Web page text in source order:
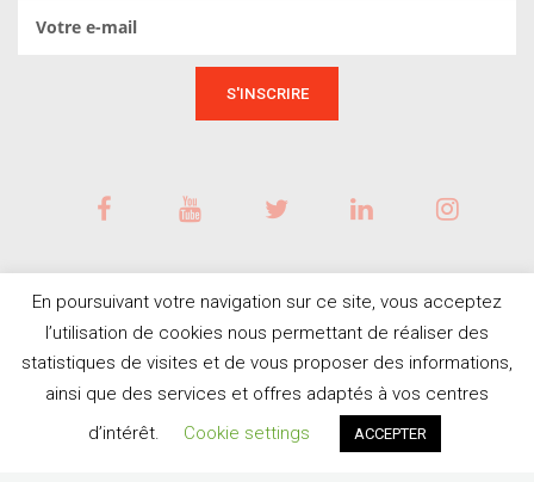
© Tous droits réservésBESOIN D'AIDE ?
En poursuivant votre navigation sur ce site, vous acceptez
l’utilisation de cookies nous permettant de réaliser des
statistiques de visites et de vous proposer des informations,
ainsi que des services et offres adaptés à vos centres
d’intérêt.
Cookie settings ACCEPTER